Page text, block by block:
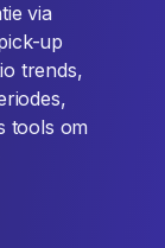
via
up
trends,
tools om